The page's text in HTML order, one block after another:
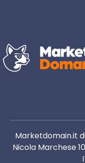
Marketdomain.it
Nicola Marchese